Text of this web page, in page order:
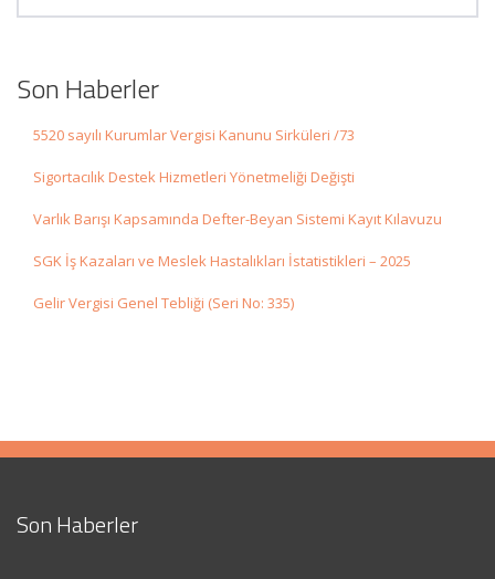
Son Haberler
5520 sayılı Kurumlar Vergisi Kanunu Sirküleri /73
Sigortacılık Destek Hizmetleri Yönetmeliği Değişti
Varlık Barışı Kapsamında Defter-Beyan Sistemi Kayıt Kılavuzu
SGK İş Kazaları ve Meslek Hastalıkları İstatistikleri – 2025
Gelir Vergisi Genel Tebliği (Seri No: 335)
Son Haberler